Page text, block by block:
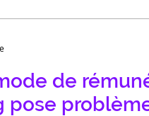
de
pose